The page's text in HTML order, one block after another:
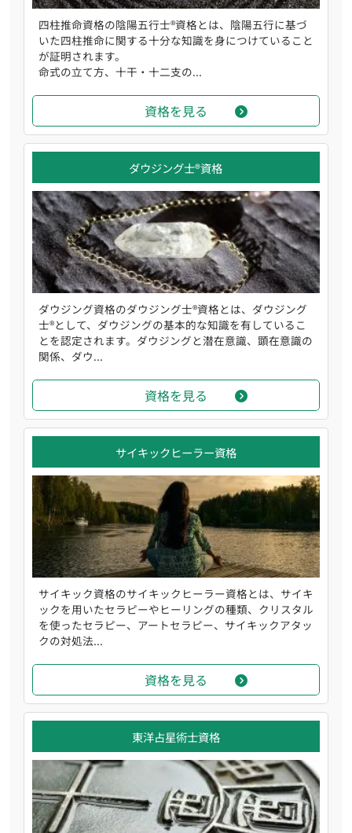
四柱推命資格の陰陽五行士®資格とは、陰陽五行に基づ
いた四柱推命に関する十分な知識を身につけていること
が証明されます。
命式の立て方、十干・十二支の...
資格を見る
ダウジング士®資格
ダウジング資格のダウジング士®資格とは、ダウジング
士®として、ダウジングの基本的な知識を有しているこ
とを認定されます。ダウジングと潜在意識、顕在意識の
関係、ダウ...
資格を見る
サイキックヒーラー資格
サイキック資格のサイキックヒーラー資格とは、サイキ
ックを用いたセラピーやヒーリングの種類、クリスタル
を使ったセラピー、アートセラピー、サイキックアタッ
クの対処法...
資格を見る
東洋占星術士資格